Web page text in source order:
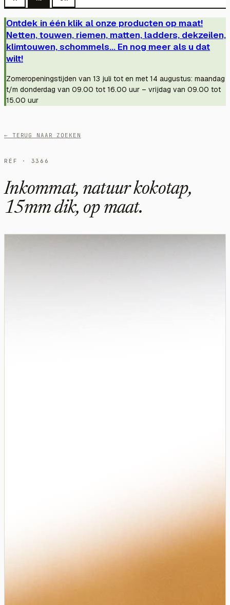
Ontdek in één klik al onze producten op maat!
Netten, touwen, riemen, matten, ladders, dekzeilen,
klimtouwen, schommels... En nog meer als u dat
wilt!
Zomeropeningstijden van 13 juli tot en met 14 augustus: maandag
t/m donderdag van 09.00 tot 16.00 uur – vrijdag van 09.00 tot
15.00 uur
← TERUG NAAR ZOEKEN
RÉF · 3366
Inkommat, natuur kokotap,
15mm dik, op maat.